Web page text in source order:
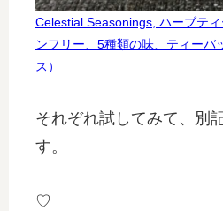
Celestial Seasonings, ハーブテ
ンフリー、5種類の味、ティーバ
ス）
それぞれ試してみて、別
す。
♡